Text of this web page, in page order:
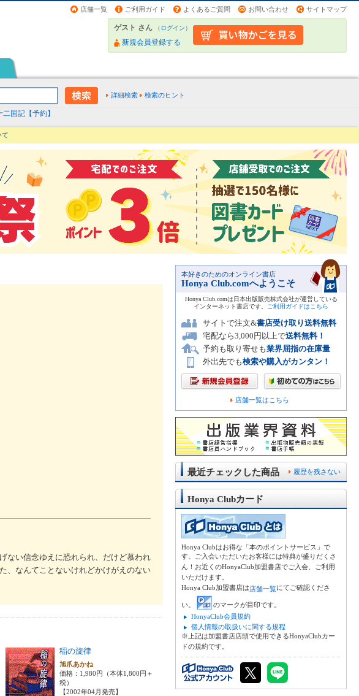
店舗一覧 ご利用ガイド よくあるご質問 お問い合わせ サイトマップ
ゲスト さん （ログイン）
新規会員登録する
詳細検索 検索のヒント
二国記【予約】
て
ない信念ゆえに恐れられ、だけど慕われ
、なんてことないけれどかけがえのない
稲の旋律
旭爪あかね
価格：1,980円（本体1,800円＋
税）
【2002年04月発売】
本好きのためのオンライン書店
Honya Club.comへようこそ
Honya Club.comは日本出版販売株式会社が運営している
インターネット書店です。
ご利用ガイドはこちら
サイトで注文&書店受け取り送料無料
宅配なら3,000円以上で送料無料！
予約も取り寄せも業界屈指の在庫量
外出先でも検索や購入がカンタン！
店舗一覧はこちら
履歴を残さない
最近チェックした商品
Honya Clubカード
Honya Clubはお得な「本のポイントサービス」で
す。ご入会いただいたお客様には特典が盛りだくさ
ん！お近くのHonyaClub加盟書店でご入会、ご利用
いただけます。
Honya Club加盟書店は店舗一覧にてご確認くださ
い。
のマークが目印です。
HonyaClub会員規約
個人情報の取扱いに関する規程
※上記は加盟書店店頭で使用できるHonyaClubカー
ドの規約です。